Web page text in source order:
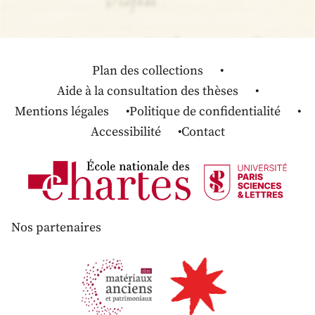
Plan des collections
Aide à la consultation des thèses
Mentions légales
Politique de confidentialité
Accessibilité
Contact
Nos partenaires